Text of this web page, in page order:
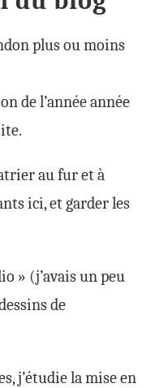
plus ou moins
de l’année année
au fur et à
ici, et garder les
» (j’avais un peu
de
j’étudie la mise en